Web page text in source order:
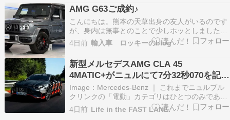
ところだが（笑）まあなのでディーラーから代車
がでた！代車もAMGね、素晴らしい対応だ
よ！！！まあでも…
AMG G63ご成約♪
こんにちは。熊本の天草出身の友人がいるのです
が、身内は無事とのことで少しホッとしました
が、連日の暑さが心配です。なんとか頑張って乗
り越えて欲しいですね！ さて、先日は福岡県にお
住いのA様より、メルセデス-AMG G63マヌファ
クトゥーアプログラムプラスのご成約をいただき
ました。…
4日前 輸入車 ロッキーのblog
新型メルセデスAMG CLA 45
4MATIC+がニュルにて7分32秒070を記録
し「電動コンパクトクラス最速」王座
へ。なおこのクラスは今回「新設」され
ることに【動画】
Image：Mercedes-Benz ｜ これまでニュルブル
クリンクの「電動」カテゴリはひとつのみであっ
たが今回「コンパクト」が新設 ｜ ニュル最速記
録樹立とクラス概念を覆す電動パフォーマンス
4日前 Life in the FAST LANE.